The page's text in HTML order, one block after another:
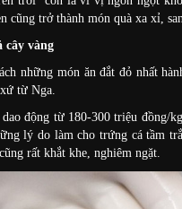
cũng trở thành món quà xa xỉ,
cây vàng
những món ăn đắt đỏ nhất
từ Nga.
động từ 180-300 triệu đồng/
lý do làm cho trứng cá tầm
rất khắt khe, nghiêm ngặt.